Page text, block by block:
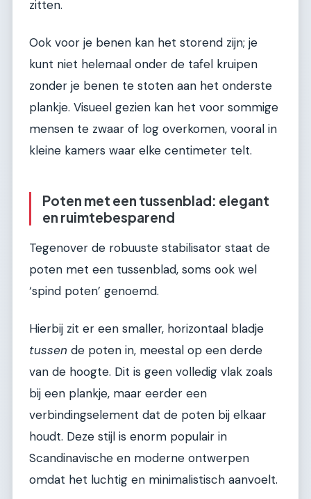
zitten.
Ook voor je benen kan het storend zijn; je
kunt niet helemaal onder de tafel kruipen
zonder je benen te stoten aan het onderste
plankje. Visueel gezien kan het voor sommige
mensen te zwaar of log overkomen, vooral in
kleine kamers waar elke centimeter telt.
Poten met een tussenblad: elegant
en ruimtebesparend
Tegenover de robuuste stabilisator staat de
poten met een tussenblad, soms ook wel
‘spind poten’ genoemd.
Hierbij zit er een smaller, horizontaal bladje
tussen de poten in, meestal op een derde
van de hoogte. Dit is geen volledig vlak zoals
bij een plankje, maar eerder een
verbindingselement dat de poten bij elkaar
houdt. Deze stijl is enorm populair in
Scandinavische en moderne ontwerpen
omdat het luchtig en minimalistisch aanvoelt.